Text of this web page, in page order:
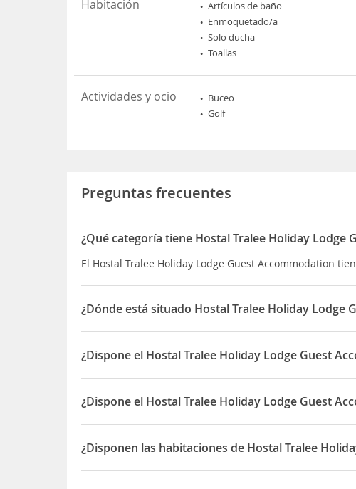
Habitación Artículos de baño
Enmoquetado/a
Solo ducha
Toallas
Actividades y ocio Buceo
Golf
Preguntas frecuentes
¿Qué categoría tiene Hostal Tralee Holiday Lodge
El Hostal Tralee Holiday Lodge Guest Accommodation
¿Dónde está situado Hostal Tralee Holiday Lodge
El Hostal Tralee Holiday Lodge Guest Accommodation
¿Dispone el Hostal Tralee Holiday Lodge Guest
Sí, el Hostal Tralee Holiday Lodge Guest Accommodation
¿Dispone el Hostal Tralee Holiday Lodge Guest
Sí, el Hostal Tralee Holiday Lodge Guest Accommodation
¿Disponen las habitaciones de Hostal Tralee
Sí, las habitaciones del Hostal Tralee Holiday Lodge